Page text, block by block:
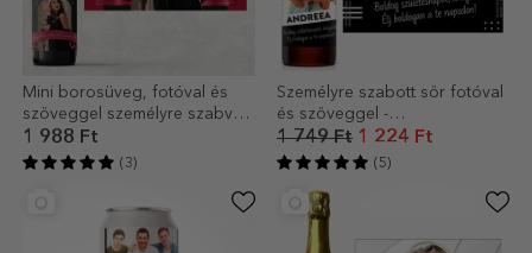
Mini borosüveg, fotóval és
szöveggel személyre szabva -
Szalag
1 988 Ft
(3)
Személyre szabott sör fotóval
és szöveggel -
Egészségünkre!
1 749 Ft 1 224 Ft
(5)